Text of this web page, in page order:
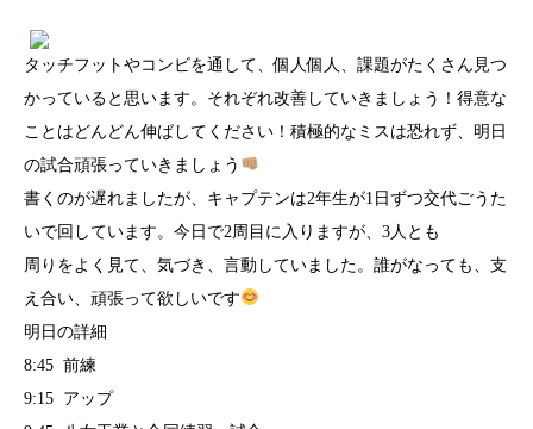
タッチフットやコンビを通して、個人個人、課題がたくさん見つ
かっていると思います。それぞれ改善していきましょう！得意な
ことはどんどん伸ばしてください！積極的なミスは恐れず、明日
の試合頑張っていきましょう
書くのが遅れましたが、キャプテンは2年生が1日ずつ交代ごうた
いで回しています。今日で2周目に入りますが、3人とも
周りをよく見て、気づき、言動していました。誰がなっても、支
え合い、頑張って欲しいです
明日の詳細
8:45 前練
9:15 アップ